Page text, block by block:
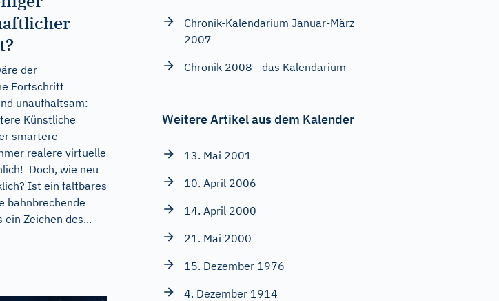
der
Fortschritt
unaufhaltsam:
Künstliche
smartere
realere virtuelle
Doch, wie neu
Ist ein faltbares
bahnbrechende
ein Zeichen des...
Chronik-Kalendarium Januar-März
2007
Chronik 2008 - das Kalendarium
Weitere Artikel aus dem Kalender
13. Mai 2001
10. April 2006
14. April 2000
21. Mai 2000
15. Dezember 1976
4. Dezember 1914